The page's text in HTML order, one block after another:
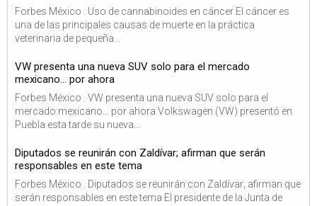
Forbes México . Uso de cannabinoides en cáncer El cáncer es
una de las principales causas de muerte en la práctica
veterinaria de pequeña...
VW presenta una nueva SUV solo para el mercado
mexicano… por ahora
Forbes México . VW presenta una nueva SUV solo para el
mercado mexicano… por ahora Volkswagen (VW) presentó en
Puebla esta tarde su nueva...
Diputados se reunirán con Zaldívar; afirman que serán
responsables en este tema
Forbes México . Diputados se reunirán con Zaldívar; afirman que
serán responsables en este tema El presidente de la Junta de